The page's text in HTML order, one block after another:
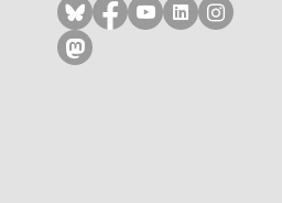
Volg ons op bluesky
Volg ons op
Volg ons op
Volg ons
Volg
Volg ons op mastodon